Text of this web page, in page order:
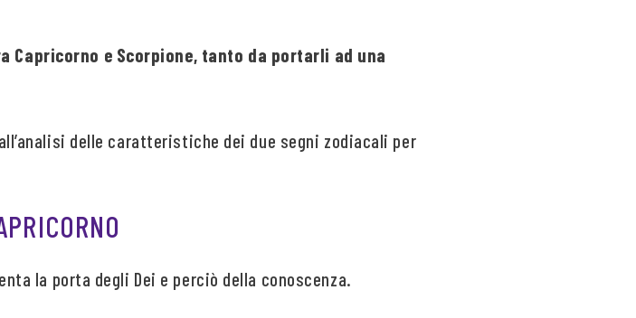
Capricorno e Scorpione, tanto da portarli ad una
delle caratteristiche dei due segni zodiacali per
la porta degli Dei e perciò della conoscenza.